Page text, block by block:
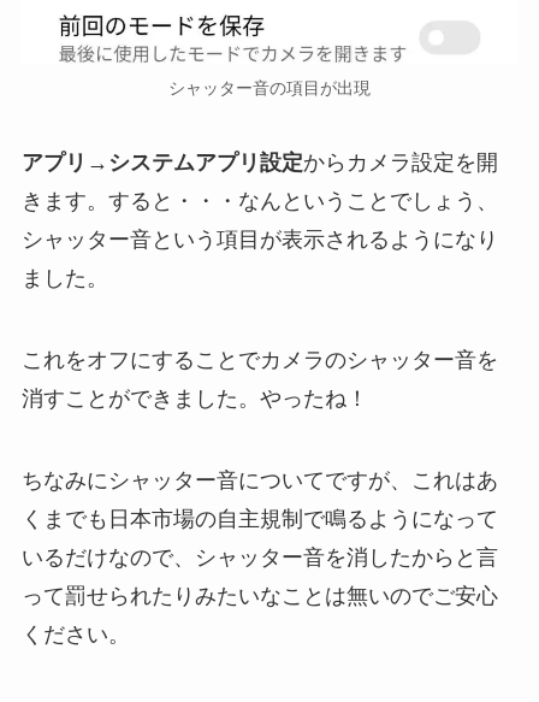
シャッター音の項目が出現
アプリ→システムアプリ設定からカメラ設定を開
きます。すると・・・なんということでしょう、
シャッター音という項目が表示されるようになり
ました。
これをオフにすることでカメラのシャッター音を
消すことができました。やったね！
ちなみにシャッター音についてですが、これはあ
くまでも日本市場の自主規制で鳴るようになって
いるだけなので、シャッター音を消したからと言
って罰せられたりみたいなことは無いのでご安心
ください。